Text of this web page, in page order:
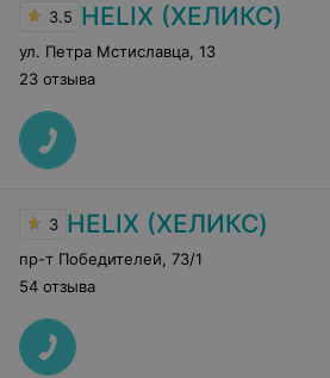
3.5 HELIX (ХЕЛИКС)
ул. Петра Мстиславца 13
23 отзыва
3 HELIX (ХЕЛИКС)
пр-т Победителей 73/1
54 отзыва